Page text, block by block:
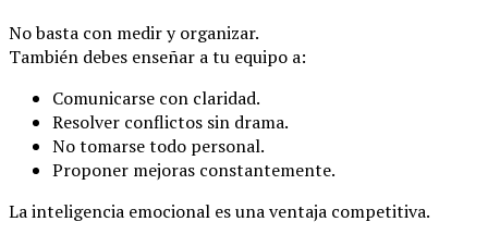
No basta con medir y organizar.
También debes enseñar a tu equipo a:
Comunicarse con claridad.
Resolver conflictos sin drama.
No tomarse todo personal.
Proponer mejoras constantemente.
La inteligencia emocional es una ventaja competitiva.